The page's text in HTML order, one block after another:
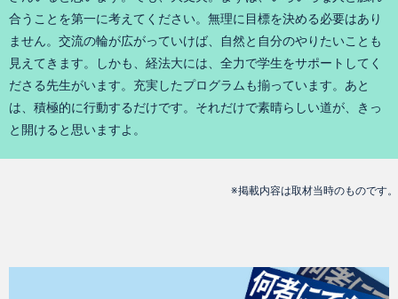
合うことを第一に考えてください。無理に目標を決める必要はあり
ません。交流の輪が広がっていけば、自然と自分のやりたいことも
見えてきます。しかも、経法大には、全力で学生をサポートしてく
ださる先生がいます。充実したプログラムも揃っています。あと
は、積極的に行動するだけです。それだけで素晴らしい道が、きっ
と開けると思いますよ。
※掲載内容は取材当時のものです。